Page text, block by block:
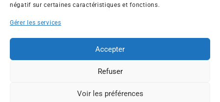
négatif sur certaines caractéristiques et fonctions.
Gérer les services
Accepter
Refuser
Voir les préférences
entreprises françaises et internationales de tous les secteurs
aux enjeux d’une transition écologique intégrée.
Nos membres
Actus
Presse
Contacts
RGPD
ESPACE MEMBRES